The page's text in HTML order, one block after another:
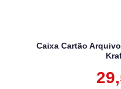
Caixa Cartão